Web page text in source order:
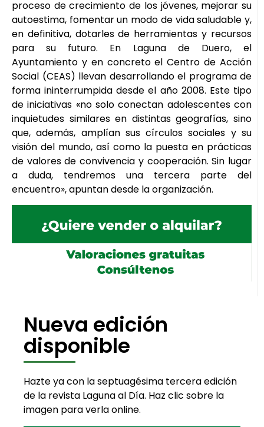
proceso de crecimiento de los jóvenes, mejorar su
autoestima, fomentar un modo de vida saludable y,
en definitiva, dotarles de herramientas y recursos
para su futuro. En Laguna de Duero, el
Ayuntamiento y en concreto el Centro de Acción
Social (CEAS) llevan desarrollando el programa de
forma ininterrumpida desde el año 2008. Este tipo
de iniciativas «no solo conectan adolescentes con
inquietudes similares en distintas geografías, sino
que, además, amplían sus círculos sociales y su
visión del mundo, así como la puesta en prácticas
de valores de convivencia y cooperación. Sin lugar
a duda, tendremos una tercera parte del
encuentro», apuntan desde la organización.
Nueva edición
disponible
Hazte ya con la septuagésima tercera edición
de la revista Laguna al Día. Haz clic sobre la
imagen para verla online.